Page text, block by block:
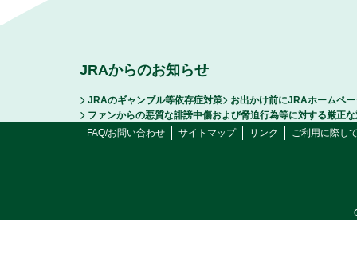
JRAからのお知らせ
JRAのギャンブル等依存症対策
お出かけ前にJRAホームペ
ファンからの悪質な誹謗中傷および脅迫行為等に対する厳正
FAQ/お問い合わせ
サイトマップ リンク ご利用に際し